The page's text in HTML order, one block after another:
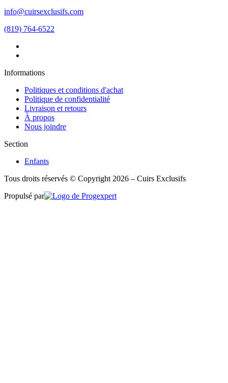
info@cuirsexclusifs.com
(819) 764-6522
Informations
Politiques et conditions d'achat
Politique de confidentialité
Livraison et retours
À propos
Nous joindre
Section
Enfants
Tous droits réservés © Copyright 2026 – Cuirs Exclusifs
Propulsé par